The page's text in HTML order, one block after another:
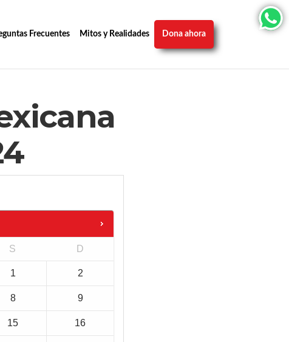
Frecuentes Mitos y Realidades Dona ahora
S D
1 2
8 9
15 16